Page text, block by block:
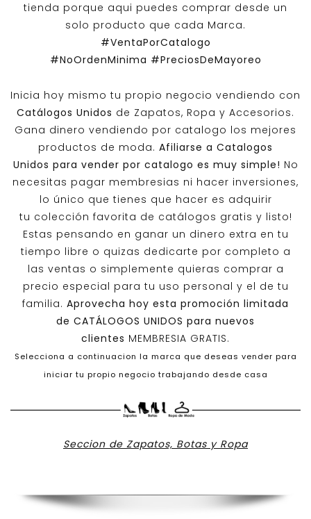
tienda porque aqui puedes comprar desde un
solo producto que cada Marca.
#VentaPorCatalogo
#NoOrdenMinima #PreciosDeMayoreo
Inicia hoy mismo tu propio negocio vendiendo con
Catálogos Unidos de Zapatos, Ropa y Accesorios.
Gana dinero vendiendo por catalogo los mejores
productos de moda. Afiliarse a Catalogos
Unidos para vender por catalogo es muy simple! No
necesitas pagar membresias ni hacer inversiones,
lo único que tienes que hacer es adquirir
tu colección favorita de catálogos gratis y listo!
Estas pensando en ganar un dinero extra en tu
tiempo libre o quizas dedicarte por completo a
las ventas o simplemente quieras comprar a
precio especial para tu uso personal y el de tu
familia. Aprovecha hoy esta promoción limitada
de CATÁLOGOS UNIDOS para nuevos
clientes MEMBRESIA GRATIS.
Selecciona a continuacion la marca que deseas vender para
iniciar tu propio negocio trabajando desde casa
Seccion de Zapatos, Botas y Ropa